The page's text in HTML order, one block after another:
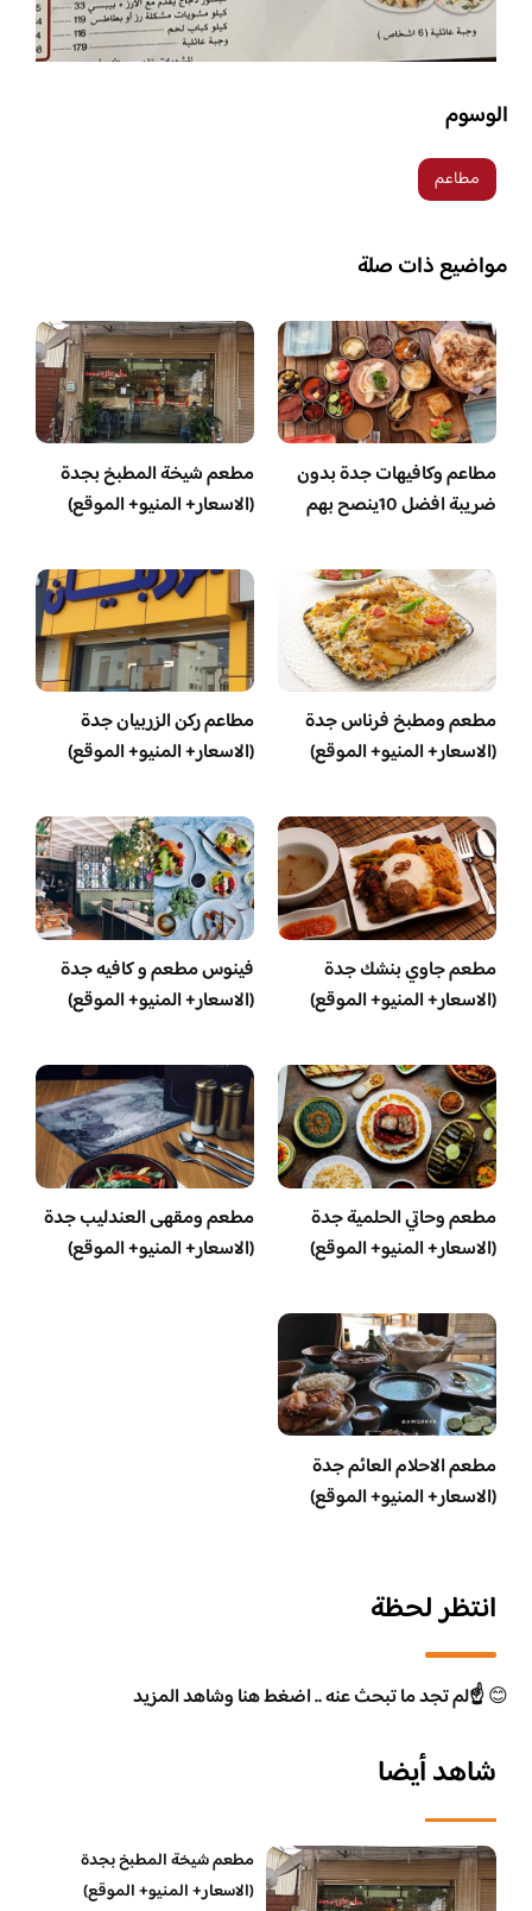
الوسوم
مطاعم
مواضيع ذات صلة
مطاعم وكافيهات جدة بدون
ضريبة افضل 10ينصح بهم
مطعم شيخة المطبخ بجدة
(الاسعار+ المنيو+ الموقع)
مطعم ومطبخ فرناس جدة
(الاسعار+ المنيو+ الموقع)
مطاعم ركن الزربيان جدة
(الاسعار+ المنيو+ الموقع)
مطعم جاوي بنشك جدة
(الاسعار+ المنيو+ الموقع)
فينوس مطعم و كافيه جدة
(الاسعار+ المنيو+ الموقع)
مطعم وحاتي الحلمية جدة
(الاسعار+ المنيو+ الموقع)
مطعم ومقهى العندليب جدة
(الاسعار+ المنيو+ الموقع)
مطعم الاحلام العائم جدة
(الاسعار+ المنيو+ الموقع)
انتظر لحظة
😊☝️لم تجد ما تبحث عنه .. اضغط هنا وشاهد المزيد
شاهد أيضا
مطعم شيخة المطبخ بجدة
(الاسعار+ المنيو+ الموقع)